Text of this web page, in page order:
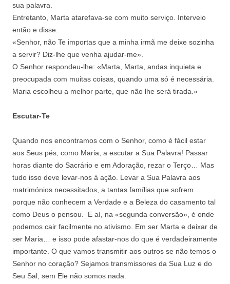
sua palavra.
Entretanto, Marta atarefava-se com muito serviço. Interveio
então e disse:
«Senhor, não Te importas que a minha irmã me deixe sozinha
a servir? Diz-lhe que venha ajudar-me».
O Senhor respondeu-lhe: «Marta, Marta, andas inquieta e
preocupada com muitas coisas, quando uma só é necessária.
Maria escolheu a melhor parte, que não lhe será tirada.»
Escutar-Te
Quando nos encontramos com o Senhor, como é fácil estar
aos Seus pés, como Maria, a escutar a Sua Palavra! Passar
horas diante do Sacrário e em Adoração, rezar o Terço… Mas
tudo isso deve levar-nos à ação. Levar a Sua Palavra aos
matrimónios necessitados, a tantas famílias que sofrem
porque não conhecem a Verdade e a Beleza do casamento tal
como Deus o pensou. E aí, na «segunda conversão», é onde
podemos cair facilmente no ativismo. Em ser Marta e deixar de
ser Maria… e isso pode afastar-nos do que é verdadeiramente
importante. O que vamos transmitir aos outros se não temos o
Senhor no coração? Sejamos transmissores da Sua Luz e do
Seu Sal, sem Ele não somos nada.